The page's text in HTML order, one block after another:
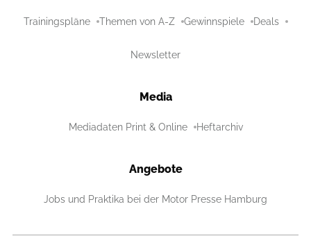
Trainingspläne Themen von A-Z Gewinnspiele Deals
Newsletter
Media
Mediadaten Print & Online Heftarchiv
Angebote
Jobs und Praktika bei der Motor Presse Hamburg